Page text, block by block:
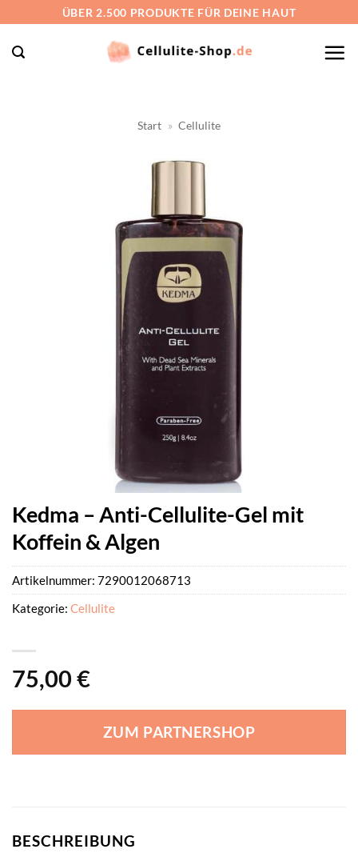
springen
ÜBER 2.500 PRODUKTE FÜR DEINE HAUT
Start » Cellulite
Kedma – Anti-Cellulite-Gel mit
Koffein & Algen
75,00 €
ZUM PARTNERSHOP
Artikelnummer: 7290012068713
Kategorie: Cellulite
BESCHREIBUNG